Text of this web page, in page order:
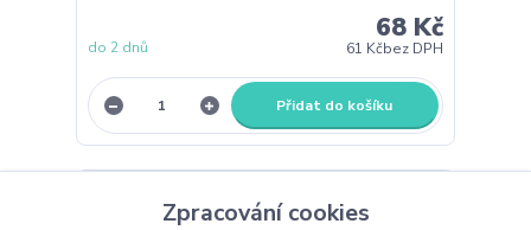
68 Kč
61 Kčbez DPH
do 2 dnů
Přidat do košíku
Zpracování cookies